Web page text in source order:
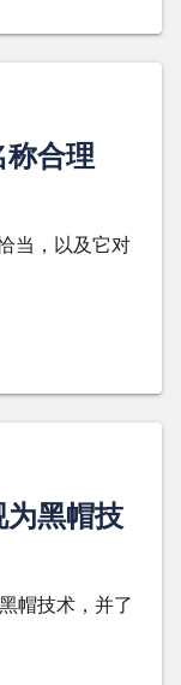
合理
当，以及它对
黑帽技
帽技术，并了